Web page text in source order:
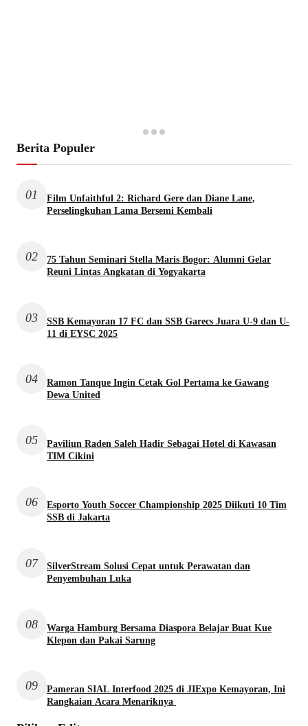
Berita Populer
01
Film Unfaithful 2: Richard Gere dan Diane Lane,
Perselingkuhan Lama Bersemi Kembali
02
75 Tahun Seminari Stella Maris Bogor: Alumni Gelar
Reuni Lintas Angkatan di Yogyakarta
03
SSB Kemayoran 17 FC dan SSB Garecs Juara U-9 dan U-
11 di EYSC 2025
04
Ramon Tanque Ingin Cetak Gol Pertama ke Gawang
Dewa United
05
Paviliun Raden Saleh Hadir Sebagai Hotel di Kawasan
TIM Cikini
06
Esporto Youth Soccer Championship 2025 Diikuti 10 Tim
SSB di Jakarta
07
SilverStream Solusi Cepat untuk Perawatan dan
Penyembuhan Luka
08
Warga Hamburg Bersama Diaspora Belajar Buat Kue
Klepon dan Pakai Sarung
09
Pameran SIAL Interfood 2025 di JIExpo Kemayoran, Ini
Rangkaian Acara Menariknya